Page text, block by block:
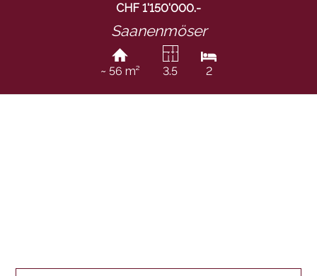
CHF 1'150'000.-
Saanenmöser
~ 56 m² 3.5 2